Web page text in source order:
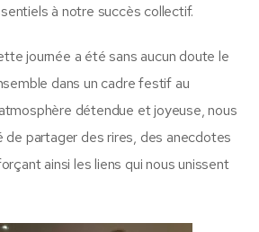
à notre succès collectif.
journée a été sans aucun doute le
dans un cadre festif au
détendue et joyeuse, nous
de partager des rires, des anecdotes
ainsi les liens qui nous unissent